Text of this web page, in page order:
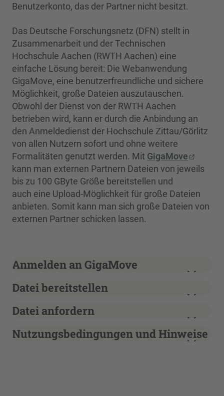
Benutzerkonto, das der Partner nicht besitzt.
Das Deutsche Forschungsnetz (DFN) stellt in
Zusammenarbeit und der Technischen
Hochschule Aachen (RWTH Aachen) eine
einfache Lösung bereit: Die Webanwendung
GigaMove, eine benutzerfreundliche und sichere
Möglichkeit, große Dateien auszutauschen.
Obwohl der Dienst von der RWTH Aachen
betrieben wird, kann er durch die Anbindung an
den Anmeldedienst der Hochschule Zittau/Görlitz
von allen Nutzern sofort und ohne weitere
Formalitäten genutzt werden. Mit GigaMove
kann man externen Partnern Dateien von jeweils
bis zu 100 GByte Größe bereitstellen und
auch eine Upload-Möglichkeit für große Dateien
anbieten. Somit kann man sich große Dateien von
externen Partner schicken lassen.
Anmelden an GigaMove
Datei bereitstellen
Datei anfordern
Nutzungsbedingungen und Hinweise